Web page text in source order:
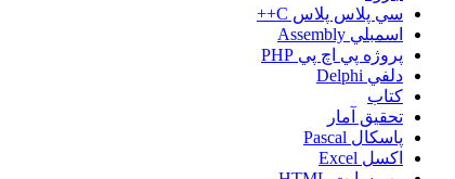
سي پلاس پلاس C++
اسمبلي Assembly
پروژه پي اچ پي PHP
دلفي Delphi
کتاب
تحقيق آمار
پاسکال Pascal
اکسل Excel